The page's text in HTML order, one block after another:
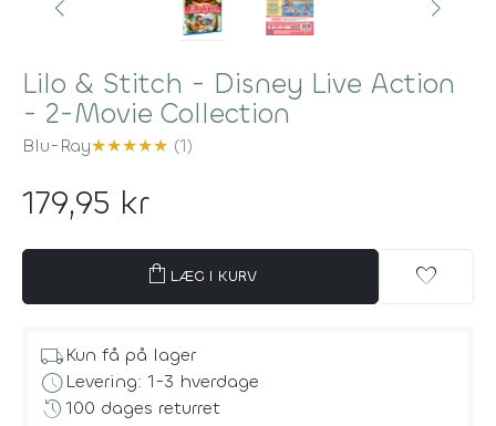
Lilo & Stitch - Disney Live Action
- 2-Movie Collection
Blu-Ray★★★★★ (1)
179,95 kr
shopping_bag LÆG I KURV favorite
local_shippingKun få på lager
scheduleLevering: 1-3 hverdage
history100 dages returret